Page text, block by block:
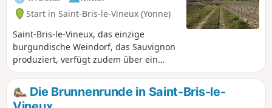
Start in Saint-Bris-le-Vineux (Yonne)
Saint-Bris-le-Vineux, das einzige
burgundische Weindorf, das Sauvignon
produziert, verfügt zudem über ein
bemerkenswertes Kulturerbe. Lassen
Sie sich nach der Wanderung durch die
Weinberge von den labyrinthartigen
Die Brunnenrunde in Saint-Bris-le-